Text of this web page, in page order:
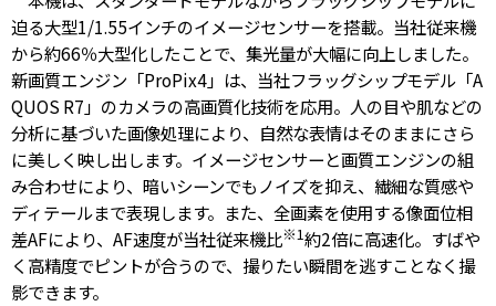
迫る大型1/1.55インチのイメージセンサーを搭載。当社従来機
から約66％大型化したことで、集光量が大幅に向上しました。
新画質エンジン「ProPix4」は、当社フラッグシップモデル「A
QUOS R7」のカメラの高画質化技術を応用。人の目や肌などの
分析に基づいた画像処理により、自然な表情はそのままにさら
に美しく映し出します。イメージセンサーと画質エンジンの組
み合わせにより、暗いシーンでもノイズを抑え、繊細な質感や
ディテールまで表現します。また、全画素を使用する像面位相
差AFにより、AF速度が当社従来機比※1約2倍に高速化。すばや
く高精度でピントが合うので、撮りたい瞬間を逃すことなく撮
影できます。